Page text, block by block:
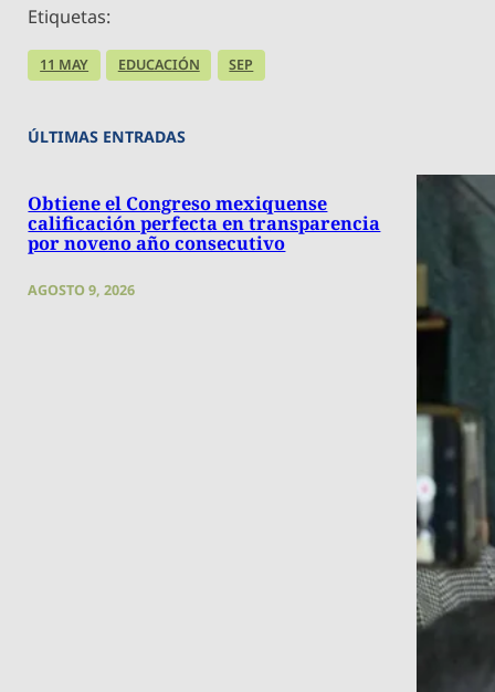
Etiquetas:
11 MAY EDUCACIÓN SEP
ÚLTIMAS ENTRADAS
Obtiene el Congreso mexiquense
calificación perfecta en transparencia
por noveno año consecutivo
AGOSTO 9, 2026